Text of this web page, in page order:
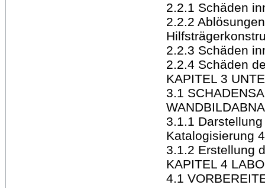
2.2.1 Schäden
2.2.2
2.2.3 Schäden
2.2.4 Schäden
KAPITEL 3
3.1
3.1.1
Katalogisierung
3.1.2 Erstellung
KAPITEL 4
4.1